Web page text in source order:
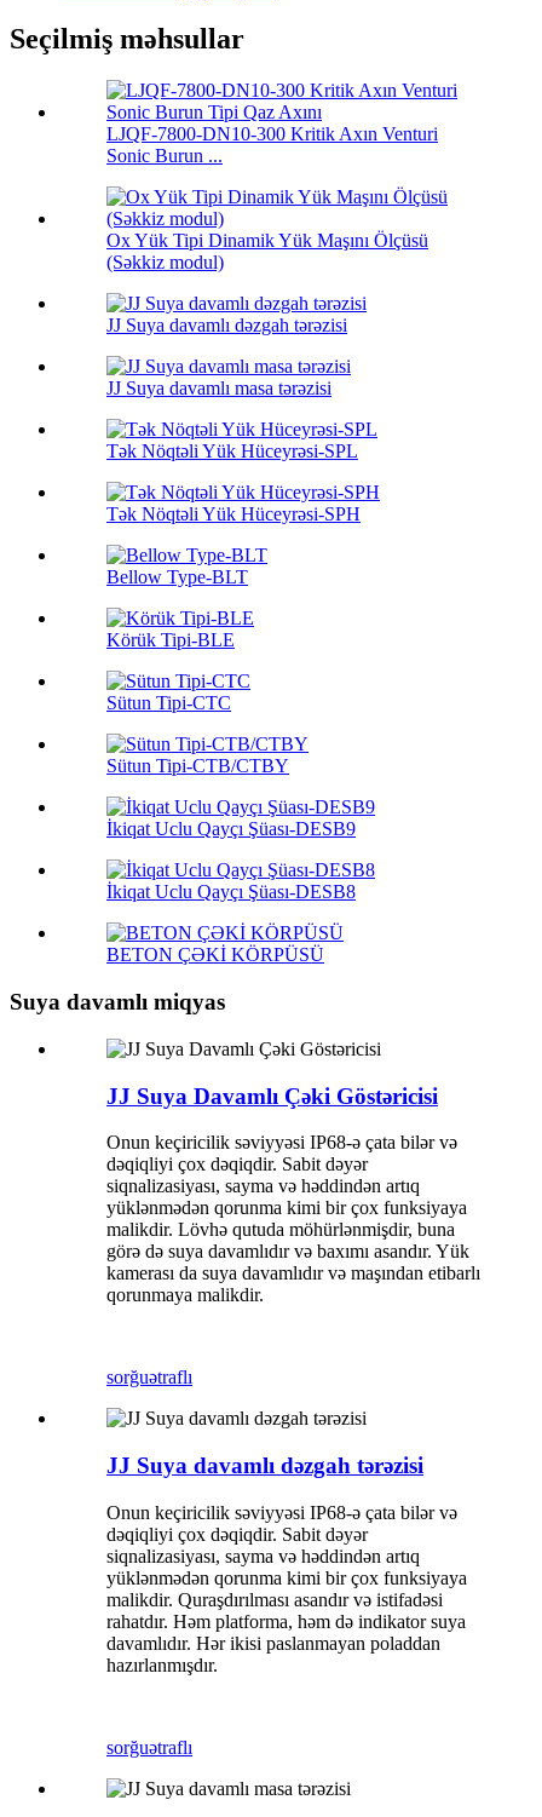
Seçilmiş məhsullar
LJQF-7800-DN10-300 Kritik Axın Venturi
Sonic Burun ...
Ox Yük Tipi Dinamik Yük Maşını Ölçüsü
(Səkkiz modul)
JJ Suya davamlı dəzgah tərəzisi
JJ Suya davamlı masa tərəzisi
Tək Nöqtəli Yük Hüceyrəsi-SPL
Tək Nöqtəli Yük Hüceyrəsi-SPH
Bellow Type-BLT
Körük Tipi-BLE
Sütun Tipi-CTC
Sütun Tipi-CTB/CTBY
İkiqat Uclu Qayçı Şüası-DESB9
İkiqat Uclu Qayçı Şüası-DESB8
BETON ÇƏKİ KÖRPÜSÜ
Suya davamlı miqyas
JJ Suya Davamlı Çəki Göstəricisi
Onun keçiricilik səviyyəsi IP68-ə çata bilər və
dəqiqliyi çox dəqiqdir. Sabit dəyər
siqnalizasiyası, sayma və həddindən artıq
yüklənmədən qorunma kimi bir çox funksiyaya
malikdir. Lövhə qutuda möhürlənmişdir, buna
görə də suya davamlıdır və baxımı asandır. Yük
kamerası da suya davamlıdır və maşından etibarlı
qorunmaya malikdir.
sorğuətraflı
JJ Suya davamlı dəzgah tərəzisi
Onun keçiricilik səviyyəsi IP68-ə çata bilər və
dəqiqliyi çox dəqiqdir. Sabit dəyər
siqnalizasiyası, sayma və həddindən artıq
yüklənmədən qorunma kimi bir çox funksiyaya
malikdir. Quraşdırılması asandır və istifadəsi
rahatdır. Həm platforma, həm də indikator suya
davamlıdır. Hər ikisi paslanmayan poladdan
hazırlanmışdır.
sorğuətraflı